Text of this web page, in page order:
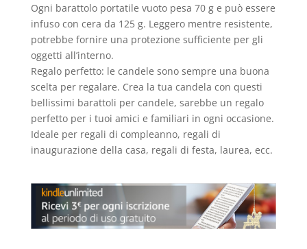
Ogni barattolo portatile vuoto pesa 70 g e può essere
infuso con cera da 125 g. Leggero mentre resistente,
potrebbe fornire una protezione sufficiente per gli
oggetti all’interno.
Regalo perfetto: le candele sono sempre una buona
scelta per regalare. Crea la tua candela con questi
bellissimi barattoli per candele, sarebbe un regalo
perfetto per i tuoi amici e familiari in ogni occasione.
Ideale per regali di compleanno, regali di
inaugurazione della casa, regali di festa, laurea, ecc.